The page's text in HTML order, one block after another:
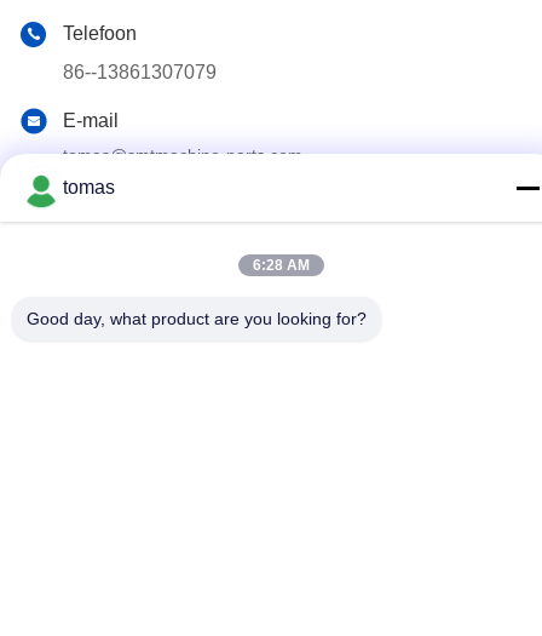
Telefoon
86--13861307079
E-mail
tomas@smtmachine-parts.com
Adres
Industrial Park Suzhou, Jiangsu, 215127, China
Privacybeleid|Sitemap
tomas
6:28 AM
Good day, what product are you looking for?